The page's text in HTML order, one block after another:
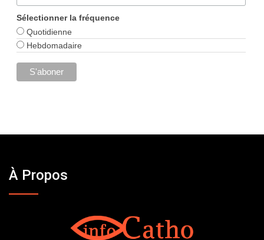
Sélectionner la fréquence
Quotidienne
Hebdomadaire
À Propos